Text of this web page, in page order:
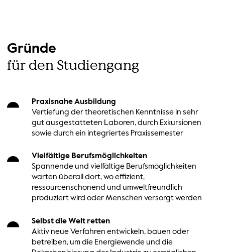
Gründe
für den Studiengang
Praxisnahe Ausbildung
Vertiefung der theoretischen Kenntnisse in sehr
gut ausgestatteten Laboren, durch Exkursionen
sowie durch ein integriertes Praxissemester
Vielfältige Berufsmöglichkeiten
Spannende und vielfältige Berufsmöglichkeiten
warten überall dort, wo effizient,
ressourcenschonend und umweltfreundlich
produziert wird oder Menschen versorgt werden
Selbst die Welt retten
Aktiv neue Verfahren entwickeln, bauen oder
betreiben, um die Energiewende und die